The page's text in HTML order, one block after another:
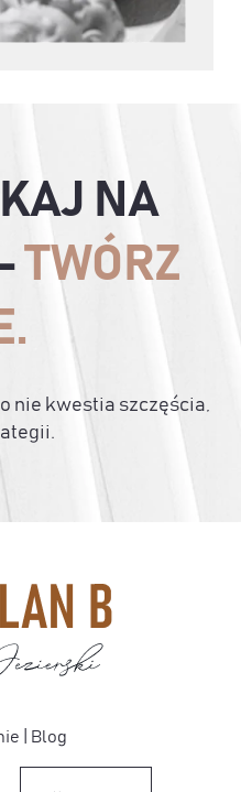
NA
TWÓRZ
nie kwestia szczęścia,
Blog